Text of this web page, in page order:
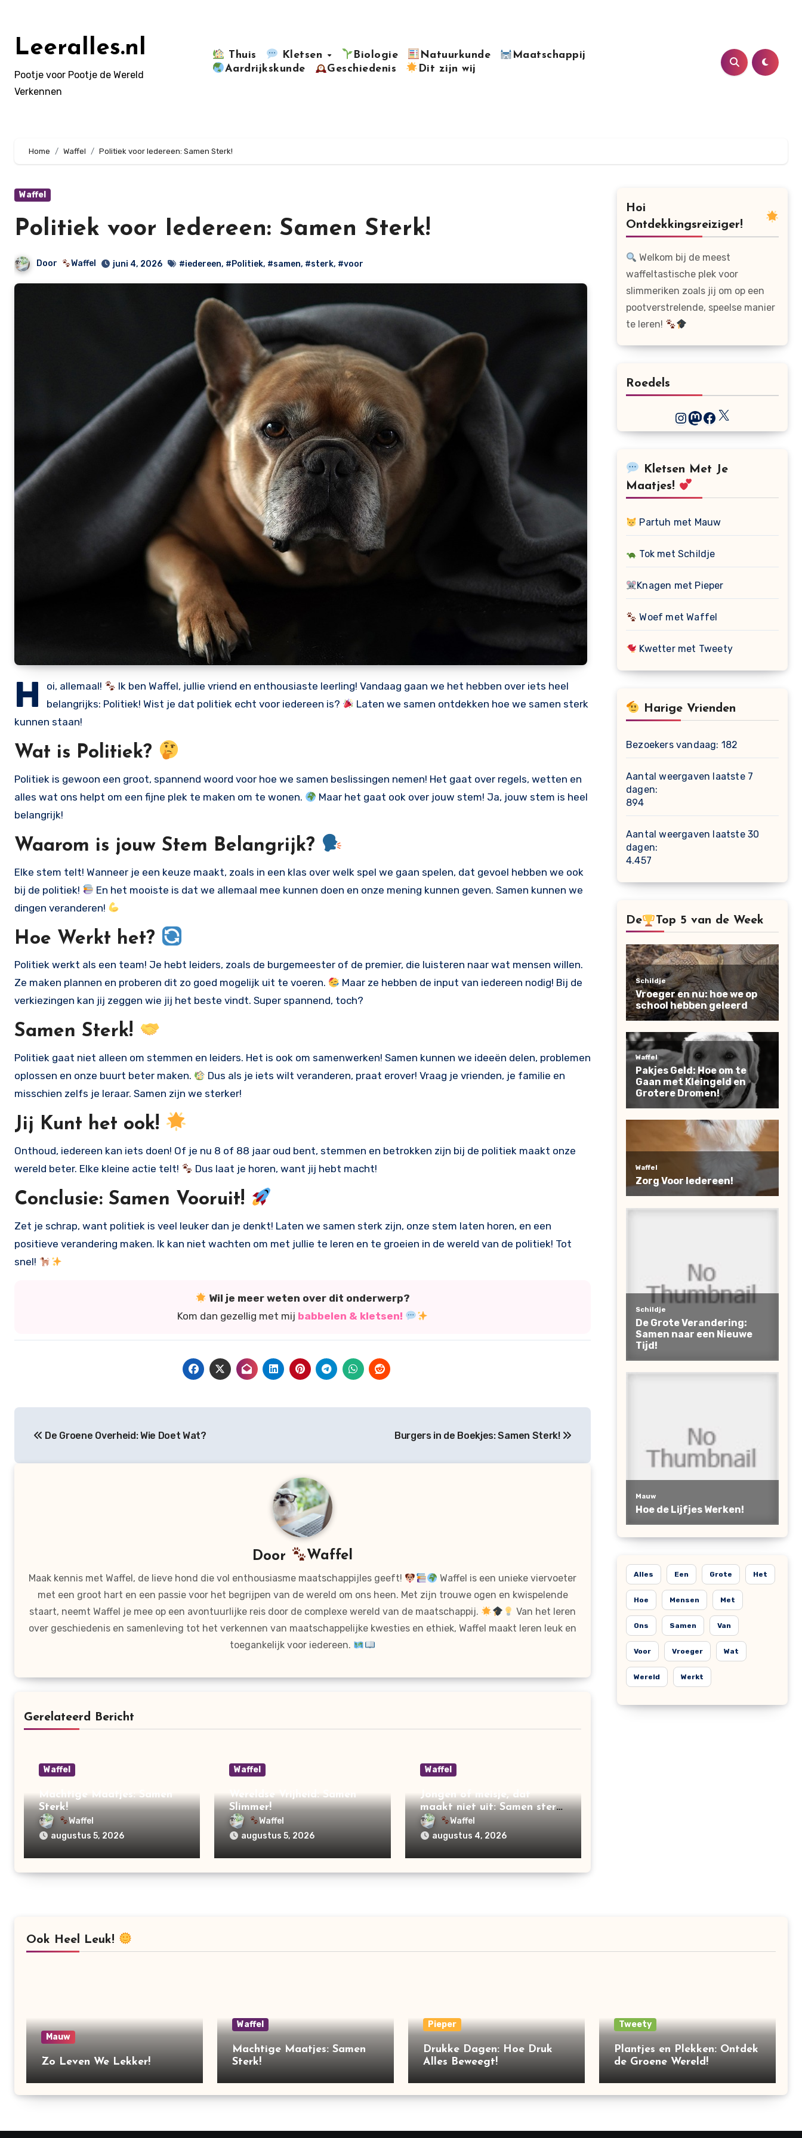
inhoudLeeralles.nl
Pootje voor Pootje de Wereld
Verkennen
Thuis Kletsen Biologie Natuurkunde
Maatschappij
Aardrijkskunde
Geschiedenis Dit zijn wij
Home Waffel Politiek voor Iedereen: Samen Sterk!
Waffel
Politiek voor Iedereen: Samen Sterk!
Door Waffel juni 4, 2026 #iedereen, #Politiek, #samen, #sterk, #voor
H oi, allemaal!
Ik ben Waffel, jullie vriend en enthousiaste leerling! Vandaag gaan we het hebben over iets heel
belangrijks: Politiek! Wist je dat politiek echt voor iedereen is?
Laten we samen ontdekken hoe we samen sterk
kunnen staan!
Wat is Politiek?
Politiek is gewoon een groot, spannend woord voor hoe we samen beslissingen nemen! Het gaat over regels, wetten en
alles wat ons helpt om een fijne plek te maken om te wonen.
Maar het gaat ook over jouw stem! Ja, jouw stem is heel
belangrijk!
Waarom is jouw Stem Belangrijk?
Elke stem telt! Wanneer je een keuze maakt, zoals in een klas over welk spel we gaan spelen, dat gevoel hebben we ook
bij de politiek!
En het mooiste is dat we allemaal mee kunnen doen en onze mening kunnen geven. Samen kunnen we
dingen veranderen!
Hoe Werkt het?
Politiek werkt als een team! Je hebt leiders, zoals de burgemeester of de premier, die luisteren naar wat mensen willen.
Ze maken plannen en proberen dit zo goed mogelijk uit te voeren.
Maar ze hebben de input van iedereen nodig! Bij de
verkiezingen kan jij zeggen wie jij het beste vindt. Super spannend, toch?
Samen Sterk!
Politiek gaat niet alleen om stemmen en leiders. Het is ook om samenwerken! Samen kunnen we ideeën delen, problemen
oplossen en onze buurt beter maken.
Dus als je iets wilt veranderen, praat erover! Vraag je vrienden, je familie en
misschien zelfs je leraar. Samen zijn we sterker!
Jij Kunt het ook!
Onthoud, iedereen kan iets doen! Of je nu 8 of 88 jaar oud bent, stemmen en betrokken zijn bij de politiek maakt onze
wereld beter. Elke kleine actie telt!
Dus laat je horen, want jij hebt macht!
Conclusie: Samen Vooruit!
Zet je schrap, want politiek is veel leuker dan je denkt! Laten we samen sterk zijn, onze stem laten horen, en een
positieve verandering maken. Ik kan niet wachten om met jullie te leren en te groeien in de wereld van de politiek! Tot
snel!
Wil je meer weten over dit onderwerp?
Kom dan gezellig met mij babbelen & kletsen!
navigatie
De Groene Overheid: Wie Doet Wat? Burgers in de Boekjes: Samen Sterk!
Door Waffel
Maak kennis met Waffel, de lieve hond die vol enthousiasme maatschappijles geeft!
Waffel is een unieke viervoeter
met een groot hart en een passie voor het begrijpen van de wereld om ons heen. Met zijn trouwe ogen en kwispelende
staart, neemt Waffel je mee op een avontuurlijke reis door de complexe wereld van de maatschappij.
Van het leren
over geschiedenis en samenleving tot het verkennen van maatschappelijke kwesties en ethiek, Waffel maakt leren leuk en
toegankelijk voor iedereen.
Gerelateerd Bericht
Waffel
Machtige Maatjes: Samen
Sterk!
Waffel
augustus 5, 2026
Waffel
Wereldse Vrijheid: Samen
Slimmer!
Waffel
augustus 5, 2026
Waffel
Jongen of meisje, dat
maakt niet uit: Samen sterk
voor gelijkheid!
Waffel
augustus 4, 2026
Hoi
Ontdekkingsreiziger!
Welkom bij de meest
waffeltastische plek voor
slimmeriken zoals jij om op een
pootverstrelende, speelse manier
te leren!
Roedels
Instagram
Mastodon
Facebook
X
Kletsen Met Je
Maatjes!
Partuh met Mauw
Tok met Schildje
Knagen met Pieper
Woef met Waffel
Kwetter met Tweety
Harige Vrienden
Bezoekers vandaag: 182
Aantal weergaven laatste 7
dagen:
894
Aantal weergaven laatste 30
dagen:
4.457
De Top 5 van de Week
Alles Een Grote Het
Hoe Mensen Met
Ons Samen Van
Voor Vroeger Wat
Wereld Werkt
Ook Heel Leuk!
Mauw
Zo Leven We Lekker!
Waffel
Machtige Maatjes: Samen
Sterk!
Pieper
Drukke Dagen: Hoe Druk
Alles Beweegt!
Tweety
Plantjes en Plekken: Ontdek
de Groene Wereld!